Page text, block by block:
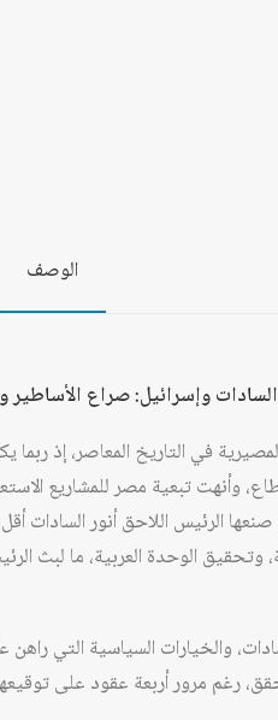
الوصف
السادات وإسرائيل: صراع الأساطير
في التاريخ المعاصر، إذ
وأنهت تبعية مصر للمشاريع
صنعها الرئيس اللاحق أنور
الوحدة العربية، ما لبث
والخيارات السياسية التي
رغم مرور أربعة عقود على